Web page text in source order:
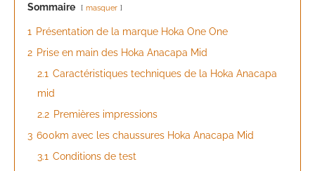
Sommaire masquer
1 Présentation de la marque Hoka One One
2 Prise en main des Hoka Anacapa Mid
2.1 Caractéristiques techniques de la Hoka Anacapa
mid
2.2 Premières impressions
3 600km avec les chaussures Hoka Anacapa Mid
3.1 Conditions de test